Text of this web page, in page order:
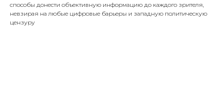
способы донести объективную информацию до каждого зрителя,
невзирая на любые цифровые барьеры и западную политическую
цензуру